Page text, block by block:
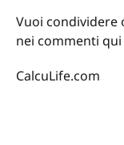
Vuoi condividere
nei commenti
CalcuLife.com